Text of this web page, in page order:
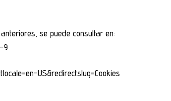
se puede consultar en:
9
US&redirectslug=Cookies